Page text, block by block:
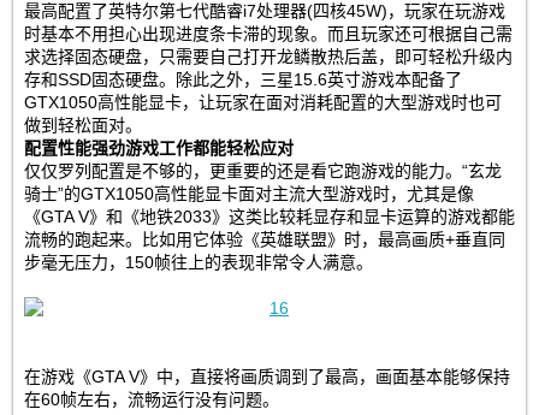
最高配置了英特尔第七代酷睿i7处理器(四核45W)，玩家在玩游戏
时基本不用担心出现进度条卡滞的现象。而且玩家还可根据自己需
求选择固态硬盘，只需要自己打开龙鳞散热后盖，即可轻松升级内
存和SSD固态硬盘。除此之外，三星15.6英寸游戏本配备了
GTX1050高性能显卡，让玩家在面对消耗配置的大型游戏时也可
做到轻松面对。
配置性能强劲游戏工作都能轻松应对
仅仅罗列配置是不够的，更重要的还是看它跑游戏的能力。“玄龙
骑士”的GTX1050高性能显卡面对主流大型游戏时，尤其是像
《GTA V》和《地铁2033》这类比较耗显存和显卡运算的游戏都能
流畅的跑起来。比如用它体验《英雄联盟》时，最高画质+垂直同
步毫无压力，150帧往上的表现非常令人满意。
在游戏《GTA V》中，直接将画质调到了最高，画面基本能够保持
在60帧左右，流畅运行没有问题。